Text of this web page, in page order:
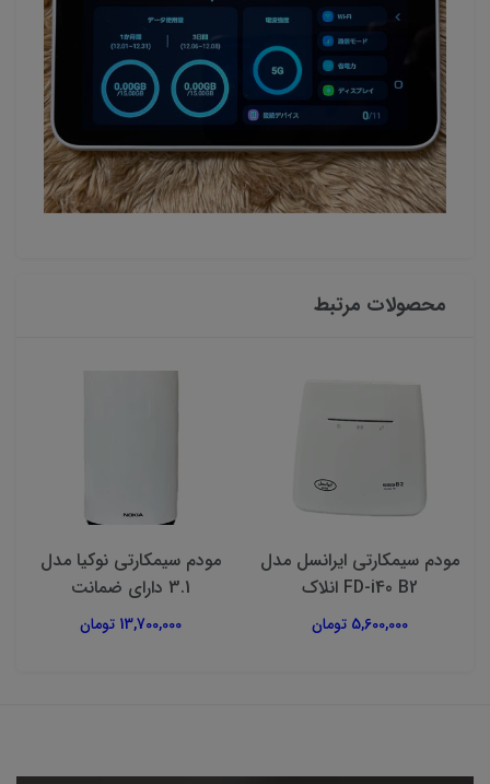
محصولات مرتبط
مودم سیمکارتی ایرانسل مدل
FD-i40 B2 انلاک
5,600,000 تومان
مودم سیمکارتی نوکیا مدل
3.1 دارای ضمانت
13,700,000 تومان